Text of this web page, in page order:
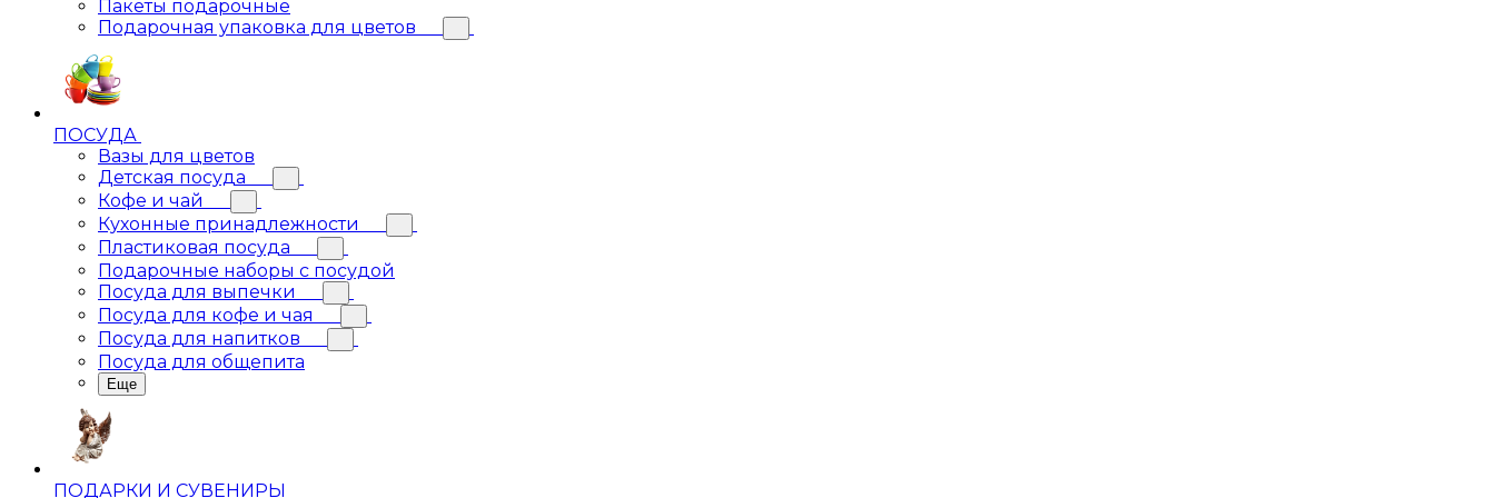
Пакеты подарочные
Подарочная упаковка для цветов
ПОСУДА
Вазы для цветов
Детская посуда
Кофе и чай
Кухонные принадлежности
Пластиковая посуда
Подарочные наборы с посудой
Посуда для выпечки
Посуда для кофе и чая
Посуда для напитков
Посуда для общепита
Еще
ПОДАРКИ И СУВЕНИРЫ